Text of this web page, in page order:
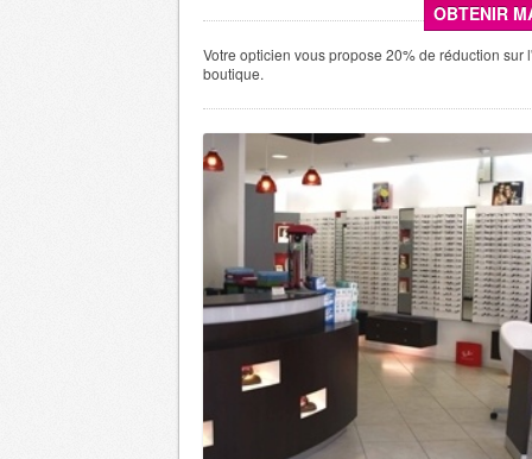
OBTENIR
Votre opticien vous propose 20% de réduction sur
boutique.